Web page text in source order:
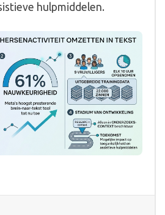
hulpmiddelen.